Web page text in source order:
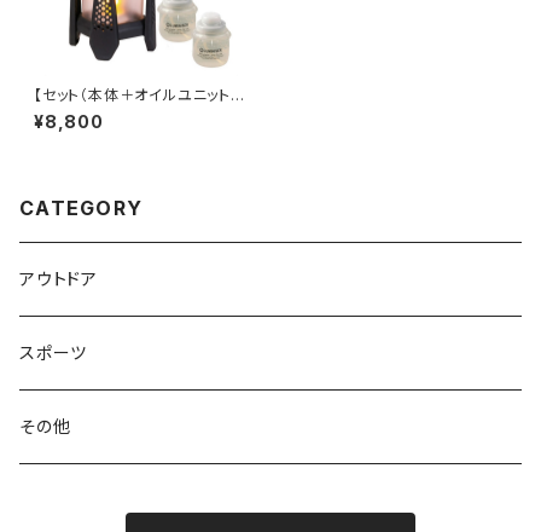
【セット（本体＋オイルユニット2
個＋燃料注入器）】LUMINISER
ルミナイザーランタン ランタン /
¥8,800
CATEGORY
アウトドア
スポーツ
その他